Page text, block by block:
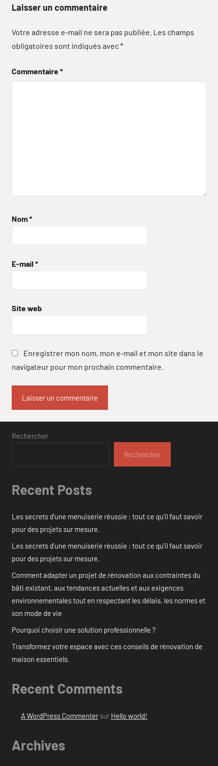
Laisser un commentaire
Votre adresse e-mail ne sera pas publiée. Les champs
obligatoires sont indiqués avec*
Commentaire*
Nom*
E-mail *
Site web
Enregistrer mon nom, mon e-mail et mon site dans le
navigateur pour mon prochain commentaire.
Rechercher
Rechercher
Recent Posts
Les secrets d’une menuiserie réussie : tout ce qu’il faut savoir
pour des projets sur mesure.
Les secrets d’une menuiserie réussie : tout ce qu’il faut savoir
pour des projets sur mesure.
Comment adapter un projet de rénovation aux contraintes du
bâti existant, aux tendances actuelles et aux exigences
environnementales tout en respectant les délais, les normes et
son mode de vie
Pourquoi choisir une solution professionnelle ?
Transformez votre espace avec ces conseils de rénovation de
maison essentiels.
Recent Comments
A WordPress Commentersur Hello world!
Archives